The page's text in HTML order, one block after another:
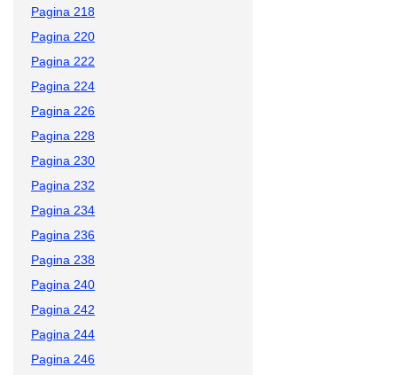
Pagina 218
Pagina 220
Pagina 222
Pagina 224
Pagina 226
Pagina 228
Pagina 230
Pagina 232
Pagina 234
Pagina 236
Pagina 238
Pagina 240
Pagina 242
Pagina 244
Pagina 246